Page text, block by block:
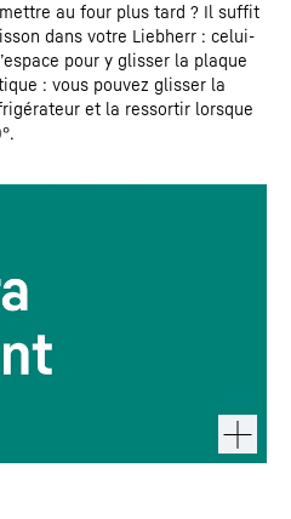
au four plus tard ? Il suffit
dans votre Liebherr : celui-
pour y glisser la plaque
: vous pouvez glisser la
et la ressortir lorsque